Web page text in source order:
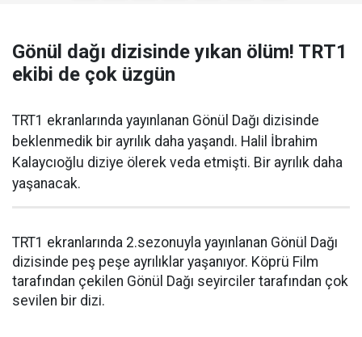
Gönül dağı dizisinde yıkan ölüm! TRT1
ekibi de çok üzgün
TRT1 ekranlarında yayınlanan Gönül Dağı dizisinde
beklenmedik bir ayrılık daha yaşandı. Halil İbrahim
Kalaycıoğlu diziye ölerek veda etmişti. Bir ayrılık daha
yaşanacak.
TRT1 ekranlarında 2.sezonuyla yayınlanan Gönül Dağı
dizisinde peş peşe ayrılıklar yaşanıyor. Köprü Film
tarafından çekilen Gönül Dağı seyirciler tarafından çok
sevilen bir dizi.